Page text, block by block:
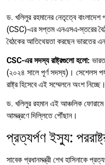
ড. খলিলুর রহমানের নেতৃত্বে
(CSC)-এর সপ্তম এনএসএ-স্তরের
বৈঠকের আতিথেয়তা করছেন ভারতের
CSC-এর সদস্য রাষ্ট্রগুলো হলো:
(২০২৪ সালে পূর্ণ সদস্য)। সেশেলস
রাষ্ট্র হিসেবে এই সম্মেলনে অংশ নিচ্ছে।
ড. খলিলুর রহমান এই আঞ্চলিক
আমন্ত্রণে দিল্লিতে পৌঁছান।
প্রত্যর্পণ ইস্যু:
সাবেক প্রধানমন্ত্রী শেখ হাসিনাকে